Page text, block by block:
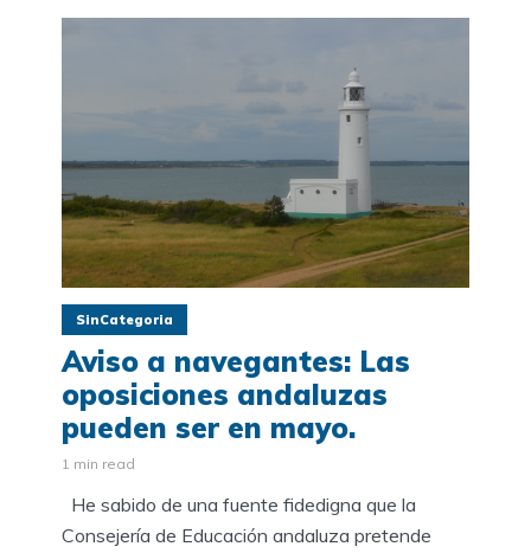
SinCategoria
Aviso a navegantes: Las
oposiciones andaluzas
pueden ser en mayo.
1 min read
He sabido de una fuente fidedigna que la
Consejería de Educación andaluza pretende